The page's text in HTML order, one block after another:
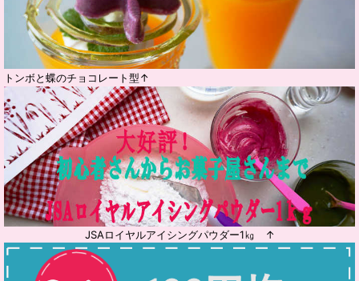
トンボと蝶のチョコレート型↑
JSAロイヤルアイシングパウダー1㎏ ↑